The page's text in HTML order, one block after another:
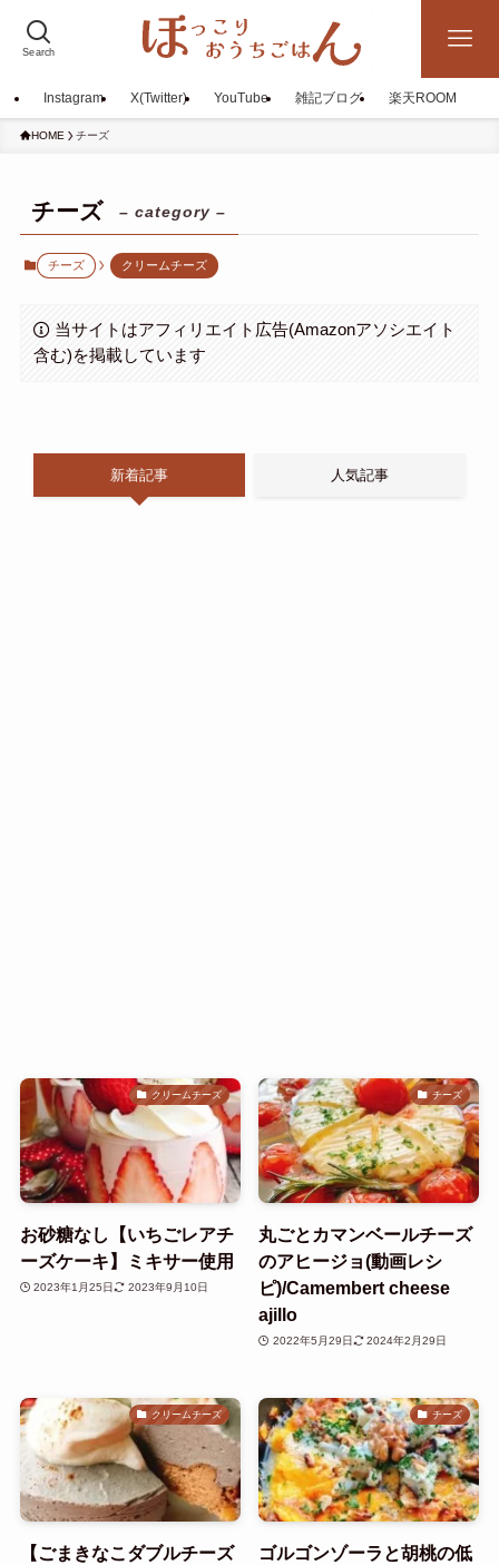
Search
Instagram X(Twitter) YouTube 雑記ブログ 楽天ROOM
HOME チーズ
チーズ – category –
チーズ クリームチーズ
当サイトはアフィリエイト広告(Amazonアソシエイト
含む)を掲載しています
新着記事 人気記事
クリームチーズ
お砂糖なし【いちごレアチ
ーズケーキ】ミキサー使用
2023年1月25日 2023年9月10日
チーズ
丸ごとカマンベールチーズ
のアヒージョ(動画レシ
ピ)/Camembert cheese
ajillo
2022年5月29日 2024年2月29日
クリームチーズ
【ごまきなこダブルチーズ
チーズ
ゴルゴンゾーラと胡桃の低